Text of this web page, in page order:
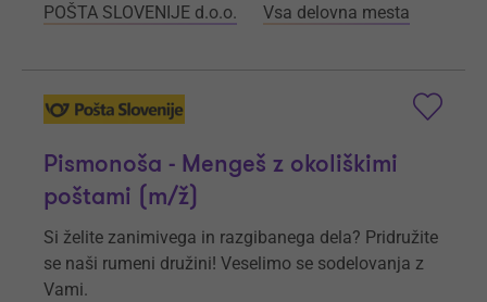
POŠTA SLOVENIJE d.o.o. Vsa delovna mesta
Pismonoša - Mengeš z okoliškimi
poštami (m/ž)
Si želite zanimivega in razgibanega dela? Pridružite
se naši rumeni družini! Veselimo se sodelovanja z
Vami.